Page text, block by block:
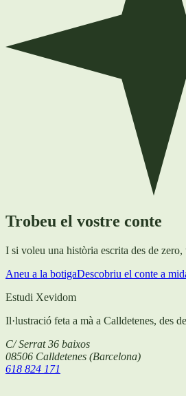
Trobeu el vostre conte
I si voleu una història escrita des de
Aneu a la botigaDescobriu el conte a
Estudi Xevidom
Il·lustració feta a mà a Calldetenes, des
C/ Serrat 36 baixos
08506 Calldetenes (Barcelona)
618 824 171